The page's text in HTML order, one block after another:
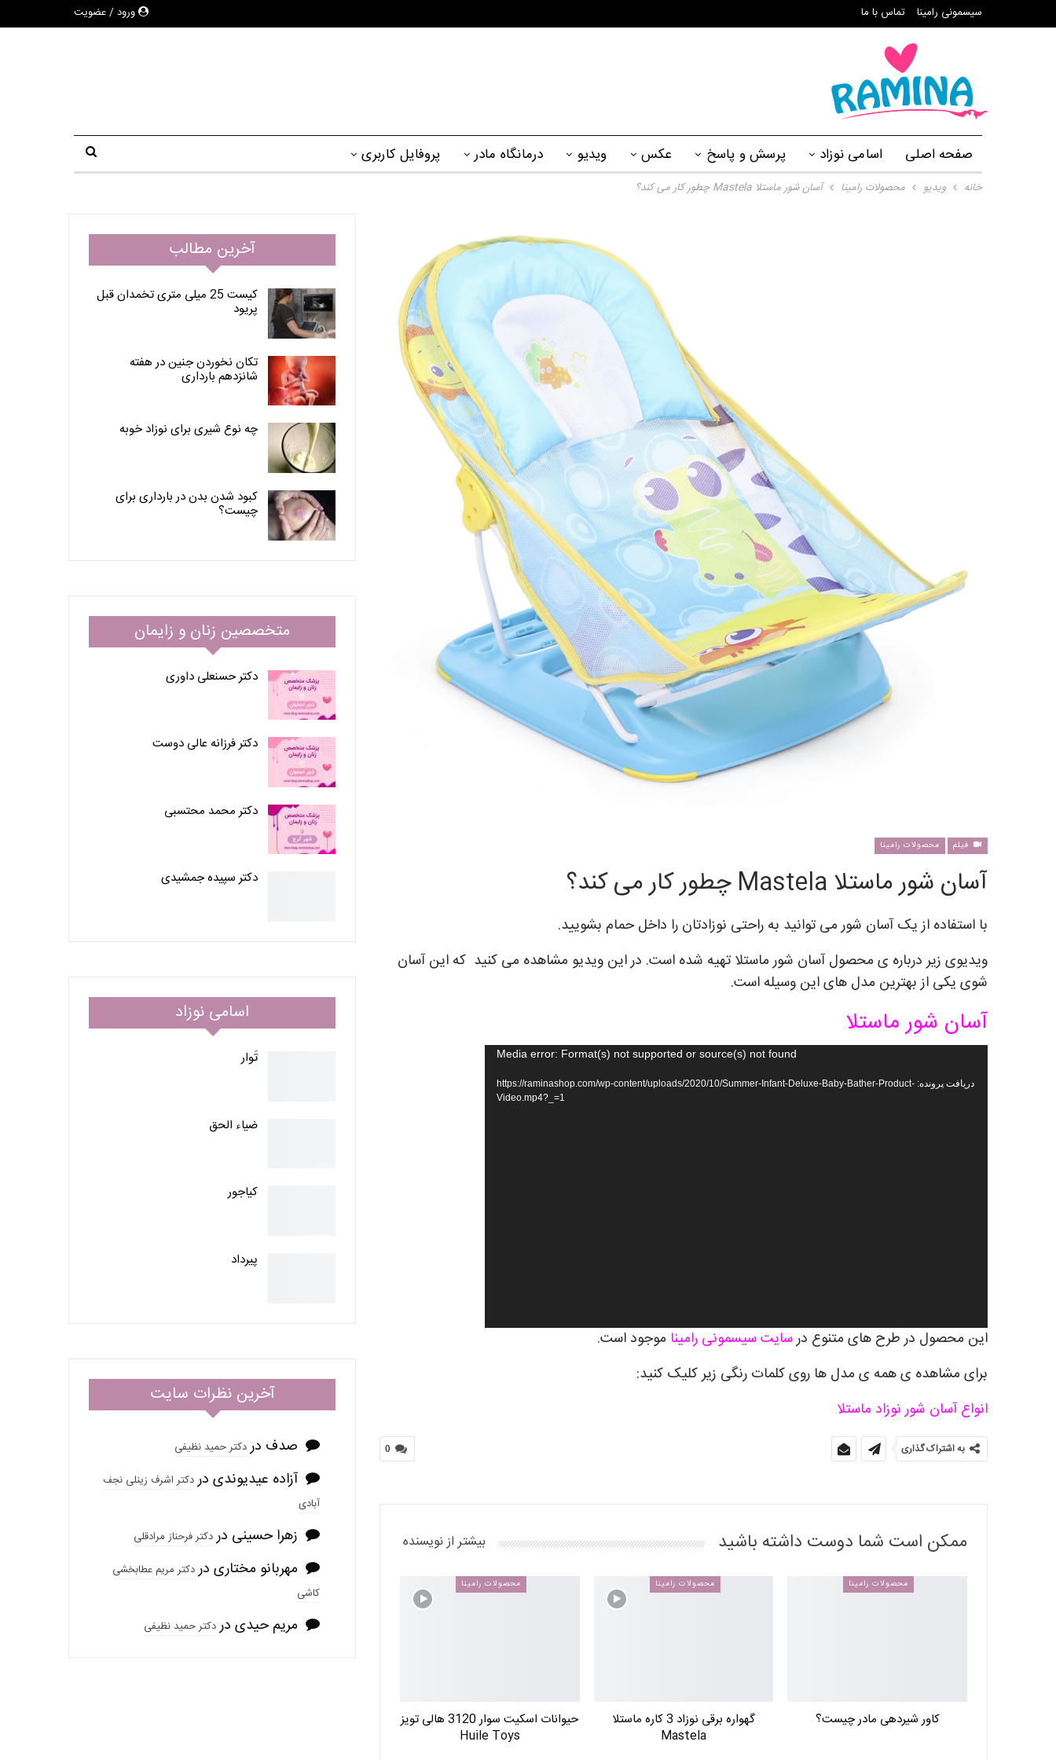
ورود / عضویت سیسمونی رامینا تماس با ما
صفحه اصلی اسامی نوزاد پرسش و پاسخ عکس ویدیو درمانگاه مادر پروفایل کاربری
خانه ویدیو محصولات رامینا آسان شور ماستلا Mastela چطور کار می کند؟
فیلم محصولات رامینا
آسان شور ماستلا Mastela چطور کار می کند؟
با استفاده از یک آسان شور می توانید به راحتی نوزادتان را داخل حمام بشویید.
ویدیوی زیر درباره ی محصول آسان شور ماستلا تهیه شده است. در این ویدیو مشاهده می کنید که این آسان
شوی یکی از بهترین مدل های این وسیله است.
آسان شور ماستلا
ویدیو
Media error: Format(s) not supported or source(s) not found
دریافت پرونده: https://raminashop.com/wp-content/uploads/2020/10/Summer-Infant-Deluxe-Baby-Bather-Product-
Video.mp4?_=1
این محصول در طرح های متنوع درسایت سیسمونی رامینا موجود است.
برای مشاهده ی همه ی مدل ها روی کلمات رنگی زیر کلیک کنید:
انواع آسان شور نوزاد ماستلا
0 به اشتراک گذاری
ممکن است شما دوست داشته باشید بیشتر از نویسنده
محصولات رامینا
کاور شیردهی مادر چیست؟
محصولات رامینا
گهواره برقی نوزاد 3 کاره ماستلا
Mastela
محصولات رامینا
حیوانات اسکیت سوار 3120 هالی تویز
Huile Toys
آخرین مطالب
کیست 25 میلی متری تخمدان قبل
پریود
تکان نخوردن جنین در هفته
شانزدهم بارداری
چه نوع شیری برای نوزاد خوبه
کبود شدن بدن در بارداری برای
چیست؟
متخصصین زنان و زایمان
دکتر حسنعلی داوری
دکتر فرزانه عالی دوست
دکتر محمد محتسبی
دکتر سپیده جمشیدی
اسامی نوزاد
تَوار
ضیاء الحق
کیاجور
پیرداد
آخرین نظرات سایت
صدف دردکتر حمید نظیفی
آزاده عیدیوندی دردکتر اشرف زینلی نجف
آبادی
زهرا حسینی دردکتر فرحناز مرادقلی
مهربانو مختاری دردکتر مریم عطابخشی
کاشی
مریم حیدی دردکتر حمید نظیفی